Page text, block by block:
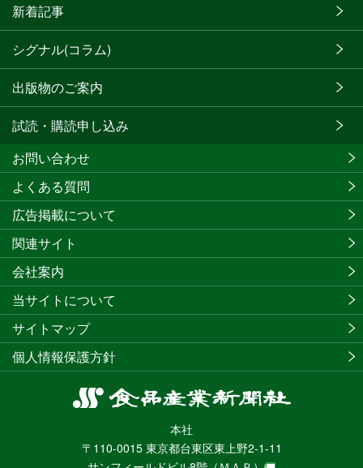
新着記事
シグナル(コラム)
出版物のご案内
試読・購読申し込み
食
産
業
本社
〒110-0015 東京都台東区東上野2-1-11
お問い合わせ
よくある質問
広告掲載について
関連サイト
会社案内
当サイトについて
サイトマップ
個人情報保護方針